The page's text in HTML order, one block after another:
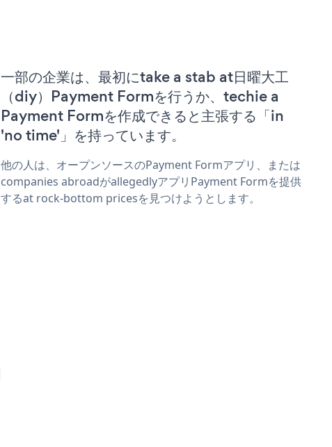
一部の企業は、最初にtake a stab at日曜大工
（diy）Payment Formを行うか、techie a
Payment Formを作成できると主張する「in
'no time'」を持っています。
他の人は、オープンソースのPayment Formアプリ、または
companies abroadがallegedlyアプリPayment Formを提供
するat rock-bottom pricesを見つけようとします。